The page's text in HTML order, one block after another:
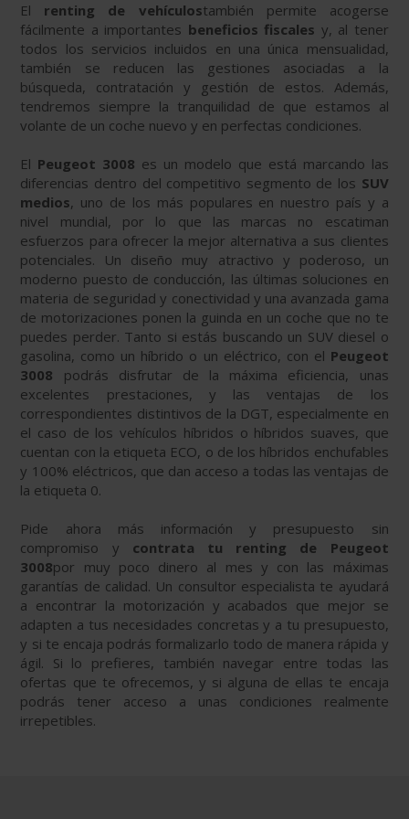
El renting de vehículostambién permite acogerse
fácilmente a importantes beneficios fiscales y, al tener
todos los servicios incluidos en una única mensualidad,
también se reducen las gestiones asociadas a la
búsqueda, contratación y gestión de estos. Además,
tendremos siempre la tranquilidad de que estamos al
volante de un coche nuevo y en perfectas condiciones.
El Peugeot 3008 es un modelo que está marcando las
diferencias dentro del competitivo segmento de los SUV
medios, uno de los más populares en nuestro país y a
nivel mundial, por lo que las marcas no escatiman
esfuerzos para ofrecer la mejor alternativa a sus clientes
potenciales. Un diseño muy atractivo y poderoso, un
moderno puesto de conducción, las últimas soluciones en
materia de seguridad y conectividad y una avanzada gama
de motorizaciones ponen la guinda en un coche que no te
puedes perder. Tanto si estás buscando un SUV diesel o
gasolina, como un híbrido o un eléctrico, con el Peugeot
3008 podrás disfrutar de la máxima eficiencia, unas
excelentes prestaciones, y las ventajas de los
correspondientes distintivos de la DGT, especialmente en
el caso de los vehículos híbridos o híbridos suaves, que
cuentan con la etiqueta ECO, o de los híbridos enchufables
y 100% eléctricos, que dan acceso a todas las ventajas de
la etiqueta 0.
Pide ahora más información y presupuesto sin
compromiso y contrata tu renting de Peugeot
3008por muy poco dinero al mes y con las máximas
garantías de calidad. Un consultor especialista te ayudará
a encontrar la motorización y acabados que mejor se
adapten a tus necesidades concretas y a tu presupuesto,
y si te encaja podrás formalizarlo todo de manera rápida y
ágil. Si lo prefieres, también navegar entre todas las
ofertas que te ofrecemos, y si alguna de ellas te encaja
podrás tener acceso a unas condiciones realmente
irrepetibles.